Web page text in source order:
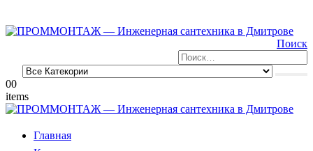
Поиск
00
items
Главная